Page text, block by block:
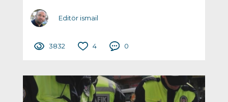
Editör ismail
3832 4 0